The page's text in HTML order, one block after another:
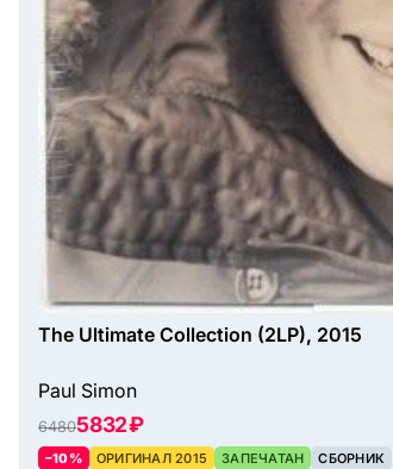
The Ultimate Collection (2LP), 2015
Paul Simon
64805832 ₽
–10% ОРИГИНАЛ 2015 ЗАПЕЧАТАН СБОРНИК